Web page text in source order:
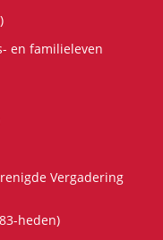
en familieleven
Vergadering
heden)